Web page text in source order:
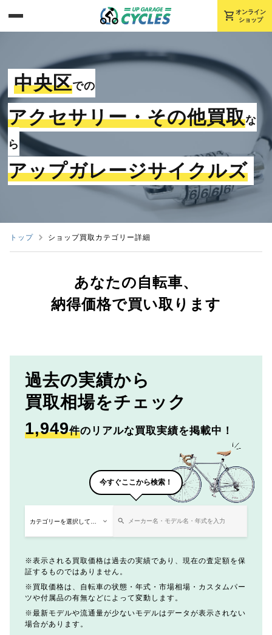
shopping_cart オンライン
ショップ
中央区での
アクセサリー・その他買取な
ら
アップガレージサイクルズ
トップ ショップ買取カテゴリー詳細
あなたの自転車、
納得価格で買い取ります
過去の実績から
買取相場をチェック
1,949件のリアルな買取実績を掲載中！
今すぐここから検索！
表示される買取価格は過去の実績であり、現在の査定額を保
証するものではありません。
買取価格は、自転車の状態・年式・市場相場・カスタムパー
ツや付属品の有無などによって変動します。
最新モデルや流通量が少ないモデルはデータが表示されない
場合があります。